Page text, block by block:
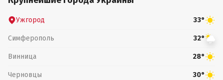
Ужгород 33°
Симферополь 32°
Винница 28°
Черновцы 30°